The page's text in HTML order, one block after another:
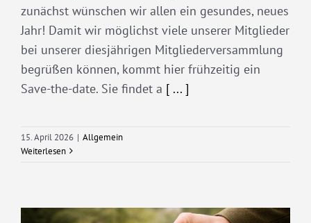
zunächst wünschen wir allen ein gesundes, neues
Jahr! Damit wir möglichst viele unserer Mitglieder
bei unserer diesjährigen Mitgliederversammlung
begrüßen können, kommt hier frühzeitig ein
Save-the-date. Sie findet a [ ... ]
15. April 2026 | Allgemein
Weiterlesen